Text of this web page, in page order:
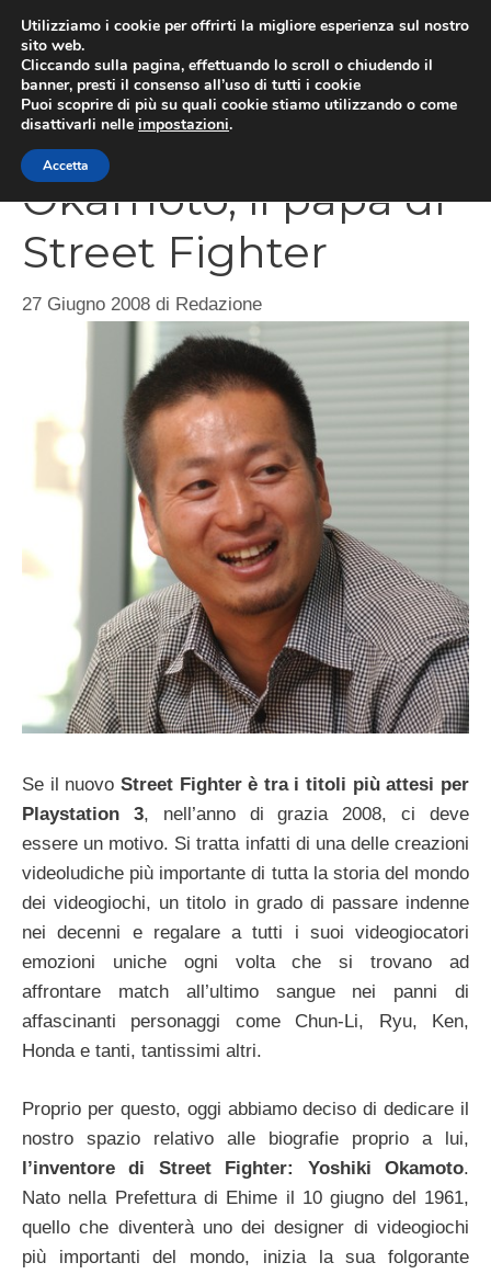
contenuto
Biografie: Yoshiki
Okamoto, il papà di
Street Fighter
27 Giugno 2008 di Redazione
Se il nuovo Street Fighter è tra i titoli più attesi per
Playstation 3, nell’anno di grazia 2008, ci deve
essere un motivo. Si tratta infatti di una delle creazioni
videoludiche più importante di tutta la storia del mondo
dei videogiochi, un titolo in grado di passare indenne
nei decenni e regalare a tutti i suoi videogiocatori
emozioni uniche ogni volta che si trovano ad
affrontare match all’ultimo sangue nei panni di
affascinanti personaggi come Chun-Li, Ryu, Ken,
Honda e tanti, tantissimi altri.
Proprio per questo, oggi abbiamo deciso di dedicare il
nostro spazio relativo alle biografie proprio a lui,
l’inventore di Street Fighter: Yoshiki Okamoto.
Nato nella Prefettura di Ehime il 10 giugno del 1961,
quello che diventerà uno dei designer di videogiochi
più importanti del mondo, inizia la sua folgorante
Utilizziamo i cookie per offrirti la migliore esperienza sul nostro
sito web.
Cliccando sulla pagina, effettuando lo scroll o chiudendo il
banner, presti il consenso all’uso di tutti i cookie
Puoi scoprire di più su quali cookie stiamo utilizzando o come
disattivarli nelle impostazioni.
Accetta